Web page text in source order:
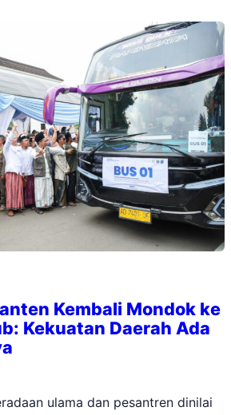
Kembali Mondok ke
Kekuatan Daerah Ada
ulama dan pesantren dinilai